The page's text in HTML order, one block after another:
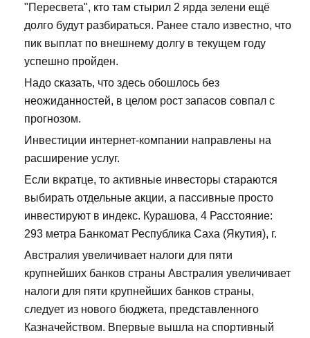
"Пересвета", кто там стырил 2 ярда зелени ещё
долго будут разбираться. Ранее стало известно, что
пик выплат по внешнему долгу в текущем году
успешно пройден.
Надо сказать, что здесь обошлось без
неожиданностей, в целом рост запасов совпал с
прогнозом.
Инвестиции интернет-компании направлены на
расширение услуг.
Если вкратце, то активные инвесторы стараются
выбирать отдельные акции, а пассивные просто
инвестируют в индекс. Курашова, 4 Расстояние:
293 метра Банкомат Республика Саха (Якутия), г.
Австралия увеличивает налоги для пяти
крупнейших банков страны Австралия увеличивает
налоги для пяти крупнейших банков страны,
следует из нового бюджета, представленного
Казначейством. Впервые вышла на спортивный